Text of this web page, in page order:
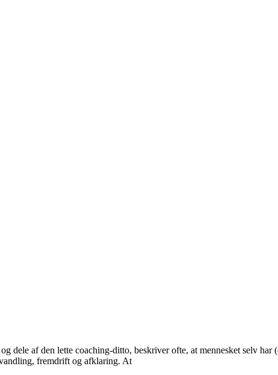
af den lette coaching-ditto, beskriver ofte, at mennesket selv
fremdrift og afklaring. At